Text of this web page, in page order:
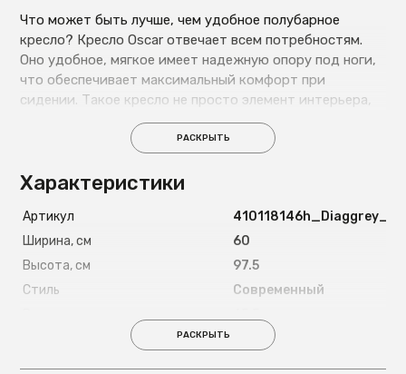
Что может быть лучше, чем удобное полубарное
кресло? Кресло Oscar отвечает всем потребностям.
Оно удобное, мягкое имеет надежную опору под ноги,
что обеспечивает максимальный комфорт при
сидении. Такое кресло не просто элемент интерьера,
это современное произведение искусства. Такой
дизайн как нельзя лучше передает дух времени.
РАСКРЫТЬ
Характеристики
Артикул
Ширина, см
60
Высота, см
97.5
Стиль
Современный
Максимально допустимаяРАСКРЫТЬ